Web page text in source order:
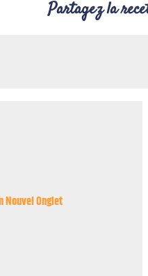
Partagez la
Nouvel Onglet